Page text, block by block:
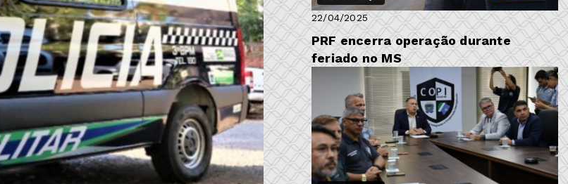
22/04/2025
PRF encerra operação durante
feriado no MS